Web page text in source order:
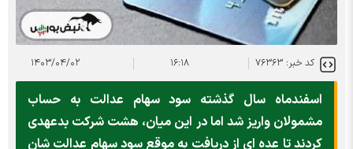
کد خبر: ۷۶۳۶۳ ۱۶:۱۸ ۱۴۰۳/۰۴/۰۲
اسفندماه سال گذشته سود سهام عدالت به حساب
مشمولان واریز شد اما در این میان، هشت شرکت بدعهدی
کردند تا عده ای از دریافت به موقع سود سهام عدالت شان